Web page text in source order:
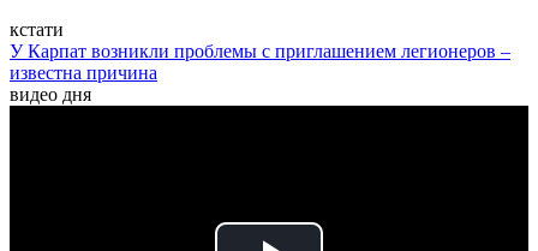
кстати
У Карпат возникли проблемы с приглашением легионеров –
известна причина
видео дня